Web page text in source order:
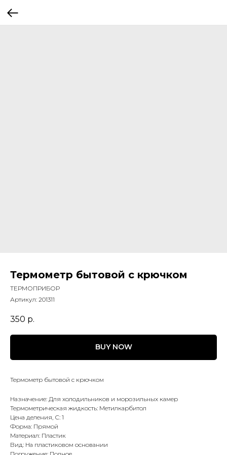
Термометр бытовой с крючком
ТЕРМОПРИБОР
Артикул: 201311
350 р.
BUY NOW
Термометр бытовой с крючком
Назначение: Для холодильников и морозильных камер
Термометрическая жидкость: Метилкарбитол
Цена деления, С: 1
Форма: Прямой
Материал: Пластик
Вид: На пластиковом основании